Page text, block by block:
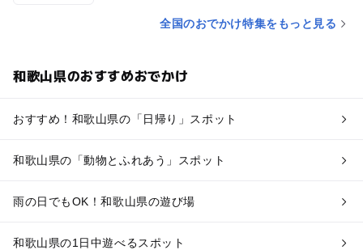
全国のおでかけ特集をもっと見る
和歌山県のおすすめおでかけ
おすすめ！和歌山県の「日帰り」スポット
和歌山県の「動物とふれあう」スポット
雨の日でもOK！和歌山県の遊び場
和歌山県の1日中遊べるスポット